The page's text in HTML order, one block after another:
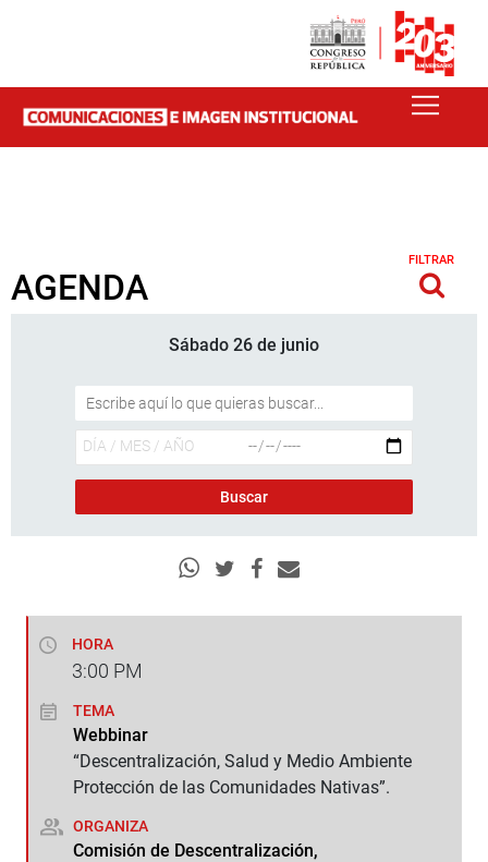
AGENDA
FILTRAR
Sábado 26 de junio
HORA
3:00 PM
TEMA
Webbinar
“Descentralización, Salud y Medio Ambiente
Protección de las Comunidades Nativas”.
ORGANIZA
Comisión de Descentralización,